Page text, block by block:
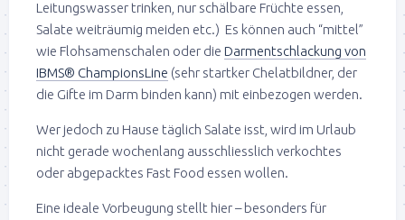
Leitungswasser trinken, nur schälbare Früchte essen,
Salate weiträumig meiden etc.) Es können auch “mittel”
wie Flohsamenschalen oder die Darmentschlackung von
IBMS® ChampionsLine (sehr startker Chelatbildner, der
die Gifte im Darm binden kann) mit einbezogen werden.
Wer jedoch zu Hause täglich Salate isst, wird im Urlaub
nicht gerade wochenlang ausschliesslich verkochtes
oder abgepacktes Fast Food essen wollen.
Eine ideale Vorbeugung stellt hier – besonders für